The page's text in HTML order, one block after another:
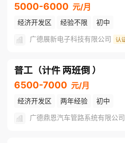
5000-6000 元/月
经济开发区
经验不限
初中
广德展新电子科技有限公司
普工（计件 两班倒 ）
6500-7000 元/月
经济开发区
两年经验
初中
广德鼎恩汽车管路系统有限公司